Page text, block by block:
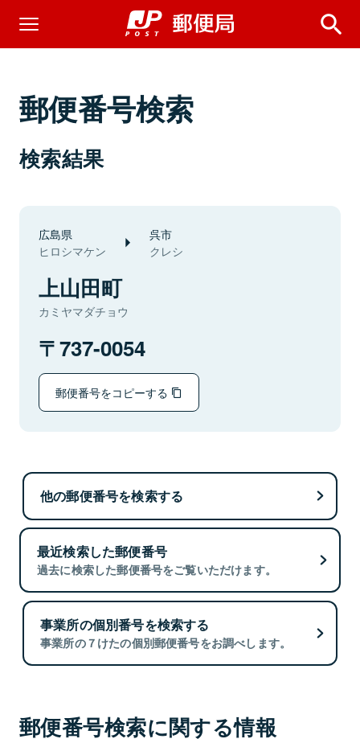
郵便番号検索
検索結果
広島県
ヒロシマケン
呉市
クレシ
上山田町
カミヤマダチョウ
737-0054
郵便番号をコピーする
他の郵便番号を検索する
最近検索した郵便番号
過去に検索した郵便番号をご覧いただけます。
事業所の個別番号を検索する
事業所の７けたの個別郵便番号をお調べします。
郵便番号検索に関する情報